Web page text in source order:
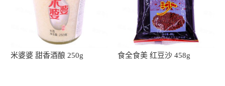
米婆婆 甜香酒酿 250g 食全食美 红豆沙 458g